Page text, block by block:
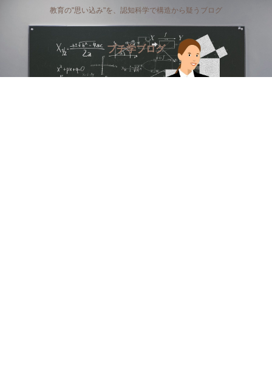
教育の"思い込み"を、認知科学で構造から疑うブログ
プチ学ブログ